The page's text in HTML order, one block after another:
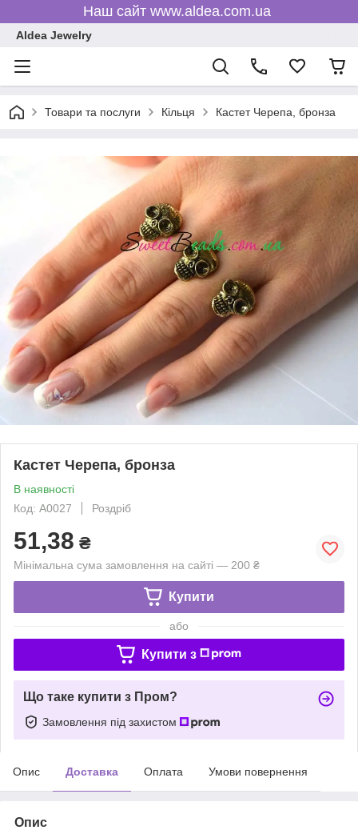
Наш сайт www.aldea.com.ua
Aldea Jewelry
Товари та послуги Кільця Кастет Черепа, бронза
Кастет Черепа, бронза
В наявності
Код: A0027
Роздріб
51,38 ₴
Мінімальна сума замовлення на сайті — 200 ₴
Купити
або
Купити з
Що таке купити з Пром?
Замовлення під захистом
Опис Доставка Оплата Умови повернення
Опис